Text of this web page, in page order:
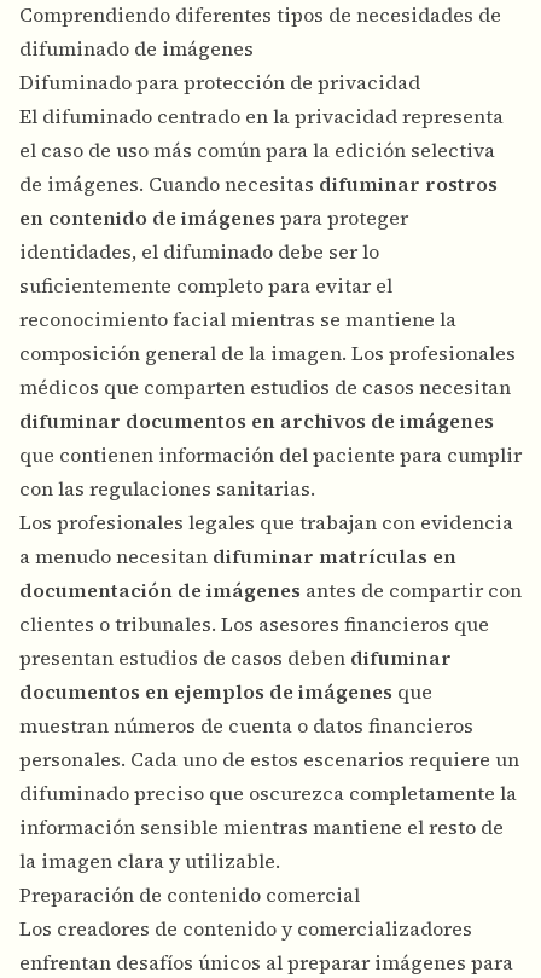
Comprendiendo diferentes tipos de necesidades de
difuminado de imágenes
Difuminado para protección de privacidad
El difuminado centrado en la privacidad representa
el caso de uso más común para la edición selectiva
de imágenes. Cuando necesitas difuminar rostros
en contenido de imágenes para proteger
identidades, el difuminado debe ser lo
suficientemente completo para evitar el
reconocimiento facial mientras se mantiene la
composición general de la imagen. Los profesionales
médicos que comparten estudios de casos necesitan
difuminar documentos en archivos de imágenes
que contienen información del paciente para cumplir
con las regulaciones sanitarias.
Los profesionales legales que trabajan con evidencia
a menudo necesitan difuminar matrículas en
documentación de imágenes antes de compartir con
clientes o tribunales. Los asesores financieros que
presentan estudios de casos deben difuminar
documentos en ejemplos de imágenes que
muestran números de cuenta o datos financieros
personales. Cada uno de estos escenarios requiere un
difuminado preciso que oscurezca completamente la
información sensible mientras mantiene el resto de
la imagen clara y utilizable.
Preparación de contenido comercial
Los creadores de contenido y comercializadores
enfrentan desafíos únicos al preparar imágenes para